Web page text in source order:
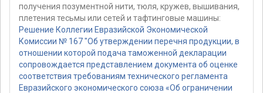
получения позументной нити, тюля, кружев, вышивания,
плетения тесьмы или сетей и тафтинговые машины:
Решение Коллегии Евразийской Экономической
Комиссии № 167 "Об утверждении перечня продукции, в
отношении которой подача таможенной декларации
сопровождается представлением документа об оценке
соответствия требованиям технического регламента
Евразийского экономического союза «Об ограничении